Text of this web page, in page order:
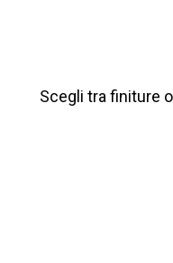
Scegli tra finiture